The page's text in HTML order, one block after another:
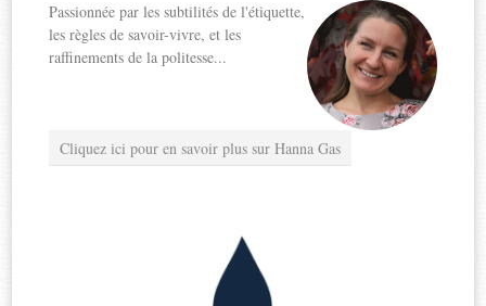
Passionnée par les subtilités de l'étiquette,
les règles de savoir-vivre, et les
raffinements de la politesse...
Cliquez ici pour en savoir plus sur Hanna Gas